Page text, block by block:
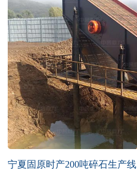
宁夏固原时产200吨碎石生产线